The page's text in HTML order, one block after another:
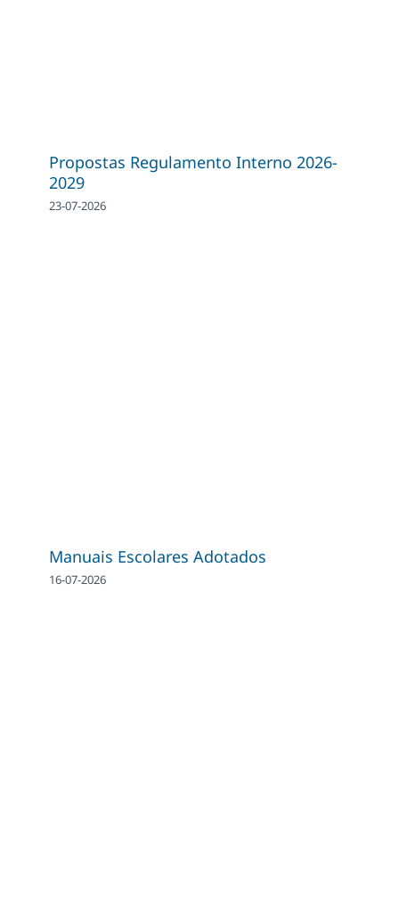
Propostas Regulamento Interno 2026-
2029
23-07-2026
Manuais Escolares Adotados
16-07-2026